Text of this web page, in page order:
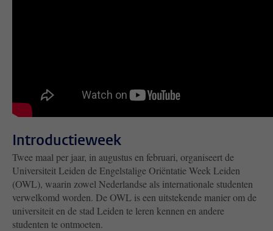
Introductieweek
Twee maal per jaar, in augustus en februari, organiseert de
Universiteit Leiden de Engelstalige Oriëntatie Week Leiden
(OWL), waarin zowel Nederlandse als internationale studenten
verwelkomd worden. De OWL is een uitstekende manier om de
universiteit en de stad Leiden te leren kennen en andere
studenten te ontmoeten.